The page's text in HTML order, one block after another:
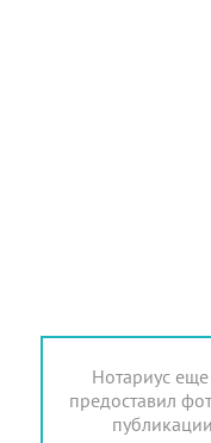
Нотариус
предоставил